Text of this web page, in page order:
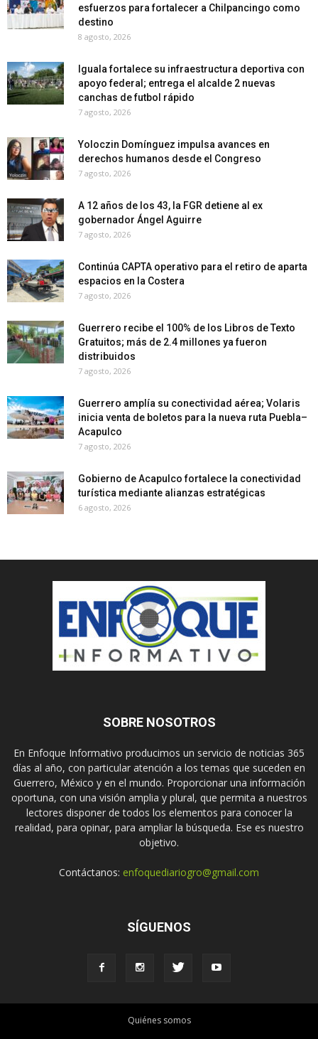
esfuerzos para fortalecer a Chilpancingo como
destino
8 agosto, 2026
Iguala fortalece su infraestructura deportiva con
apoyo federal; entrega el alcalde 2 nuevas
canchas de futbol rápido
7 agosto, 2026
Yoloczin Domínguez impulsa avances en
derechos humanos desde el Congreso
7 agosto, 2026
A 12 años de los 43, la FGR detiene al ex
gobernador Ángel Aguirre
7 agosto, 2026
Continúa CAPTA operativo para el retiro de aparta
espacios en la Costera
7 agosto, 2026
Guerrero recibe el 100% de los Libros de Texto
Gratuitos; más de 2.4 millones ya fueron
distribuidos
7 agosto, 2026
Guerrero amplía su conectividad aérea; Volaris
inicia venta de boletos para la nueva ruta Puebla–
Acapulco
7 agosto, 2026
Gobierno de Acapulco fortalece la conectividad
turística mediante alianzas estratégicas
6 agosto, 2026
SOBRE NOSOTROS
En Enfoque Informativo producimos un servicio de noticias 365
días al año, con particular atención a los temas que suceden en
Guerrero, México y en el mundo. Proporcionar una información
oportuna, con una visión amplia y plural, que permita a nuestros
lectores disponer de todos los elementos para conocer la
realidad, para opinar, para ampliar la búsqueda. Ese es nuestro
objetivo.
Contáctanos: enfoquediariogro@gmail.com
SÍGUENOS
Quiénes somos